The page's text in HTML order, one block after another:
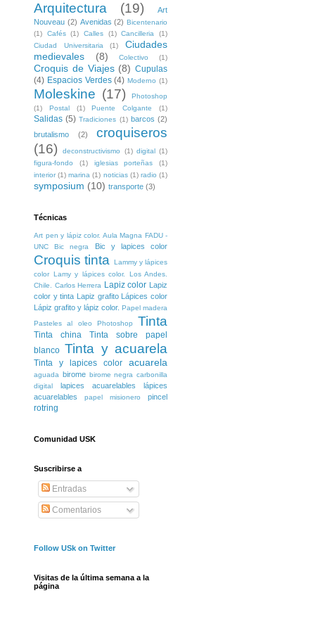
Arquitectura (19)
Art
Nouveau (2) Avenidas (2) Bicentenario
(1)
Cafés (1) Calles (1) Cancilleria
(1)
Ciudad Universitaria
(1)
Ciudades
medievales
(8) Colectivo (1)
Croquis de Viajes (8) Cupulas
(4) Espacios Verdes (4) Moderno (1)
Moleskine (17)
Photoshop
(1)
Postal (1) Puente Colgante (1)
Salidas (5) Tradiciones (1) barcos (2)
brutalismo
(2)
croquiseros
(16)
deconstructivismo (1) digital
(1)
figura-fondo
(1) iglesias porteñas
(1)
interior (1) marina (1) noticias (1) radio (1)
symposium (10) transporte (3)
Técnicas
Art pen y lápiz color. Aula Magna FADU -
UNC
Bic negra Bic y lapices color
Croquis tinta
Lammy y lápices
color
Lamy y lápices color. Los Andes.
Chile. Carlos Herrera Lapiz color
Lapiz
color y tinta
Lapiz grafito
Lápices color
Lápiz grafito y lápiz color. Papel madera
Pasteles al oleo
Photoshop Tinta
Tinta china
Tinta sobre papel
blanco Tinta y acuarela
Tinta y lapices color acuarela
aguada birome birome negra carbonilla
digital
lapices acuarelables
lápices
acuarelables
papel misionero pincel
rotring
Comunidad USK
Suscribirse a
Entradas
Comentarios
Follow USk on Twitter
Visitas de la última semana a la
página